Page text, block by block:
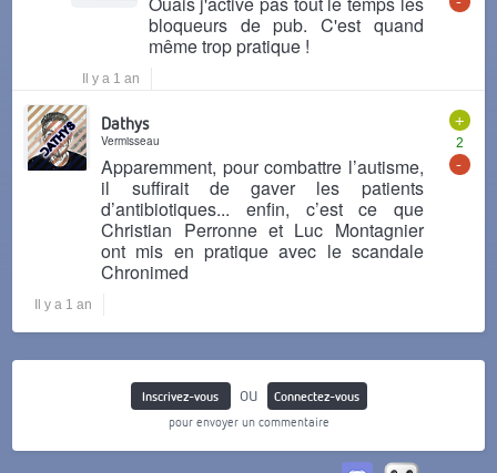
bloqueurs de pub. C'est quand
même trop pratique !
Il y a 1 an
+
2
-
Dathys
Vermisseau
Apparemment, pour combattre l’autisme,
il suffirait de gaver les patients
d’antibiotiques... enfin, c’est ce que
Christian Perronne et Luc Montagnier
ont mis en pratique avec le scandale
Chronimed
Il y a 1 an
Inscrivez-vous ou
Connectez-vous
pour envoyer un commentaire